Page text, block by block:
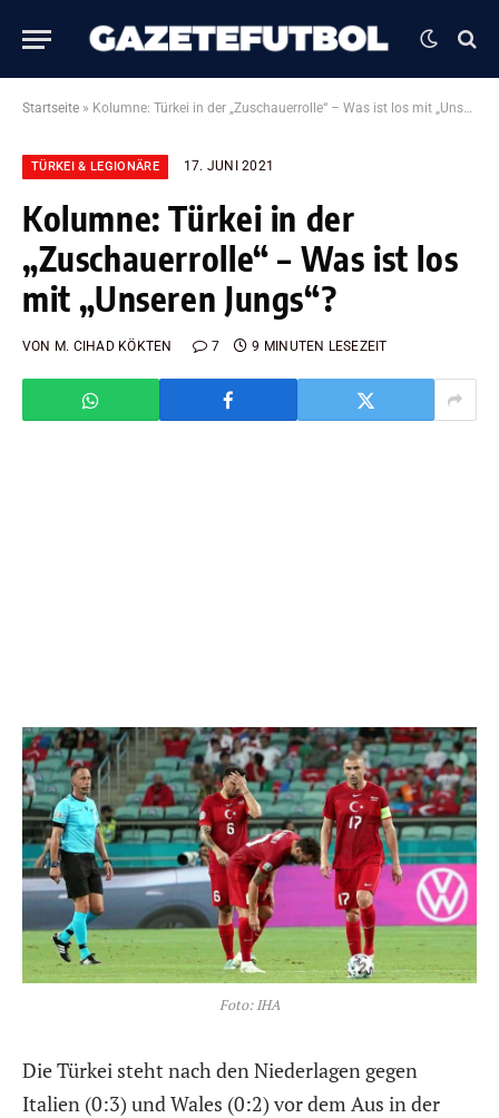
Startseite » Kolumne: Türkei in der „Zuschauerrolle“ – Was ist los mit „Unseren Jungs“?
TÜRKEI & LEGIONÄRE 17. JUNI 2021
Kolumne: Türkei in der
„Zuschauerrolle“ – Was ist los
mit „Unseren Jungs“?
VON M. CIHAD KÖKTEN 7 9 MINUTEN LESEZEIT
Foto: IHA
Die Türkei steht nach den Niederlagen gegen
Italien (0:3) und Wales (0:2) vor dem Aus in der